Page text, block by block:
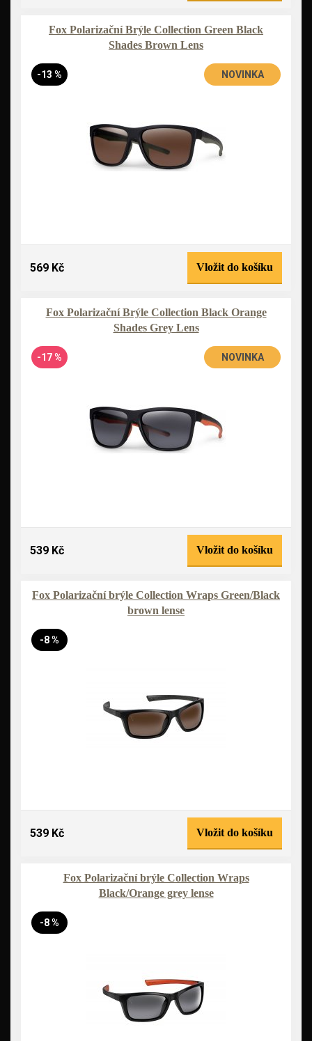
Fox Polarizační Brýle Collection Green Black
Shades Brown Lens
-13 % NOVINKA
569 Kč Vložit do košíku
Fox Polarizační Brýle Collection Black Orange
Shades Grey Lens
-17 % NOVINKA
539 Kč Vložit do košíku
Fox Polarizační brýle Collection Wraps Green/Black
brown lense
-8 %
539 Kč Vložit do košíku
Fox Polarizační brýle Collection Wraps
Black/Orange grey lense
-8 %